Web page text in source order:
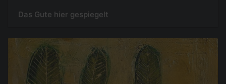
Das Gute hier gespiegelt